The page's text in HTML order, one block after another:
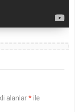
alanlar*ile